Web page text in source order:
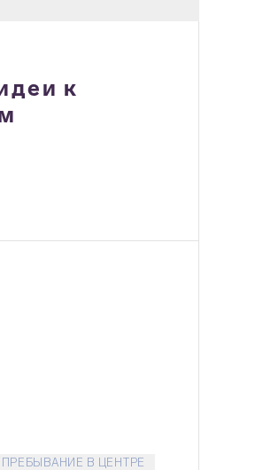
к
ПРЕБЫВАНИЕ В ЦЕНТРЕ